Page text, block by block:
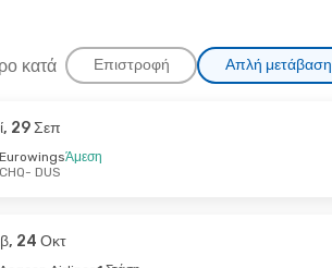
κατά Επιστροφή Απλή μετάβαση
29 Σεπ
EurowingsΆμεση
CHQ- DUS
24 Οκτ